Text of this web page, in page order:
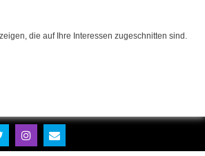
die auf Ihre Interessen zugeschnitten sind.